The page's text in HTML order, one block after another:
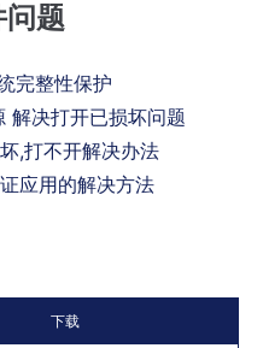
题
完整性保护
解决打开已损坏问题
,打不开解决办法
应用的解决方法
下载